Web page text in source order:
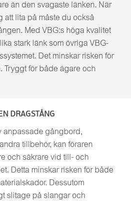
än den svagaste länken. När
att lita på måste du också
Med VBG:s höga kvalitet
stark länk som övriga VBG-
Det minskar risken för
Tryggt för både ägare och
DRAGSTÅNG
anpassade gångbord,
tillbehör, kan föraren
och säkrare vid till- och
Detta minskar risken för både
Dessutom
slitage på slangar och